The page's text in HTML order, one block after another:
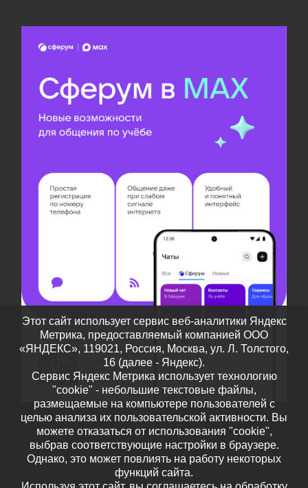
Дополнительное образование детей Тамбовской
Этот сайт использует сервис веб-аналитики Яндекс
Метрика, предоставляемый компанией ООО
«ЯНДЕКС», 119021, Россия, Москва, ул. Л. Толстого,
16 (далее - Яндекс).
Сервис Яндекс Метрика использует технологию
"cookie" - небольшие текстовые файлы,
размещаемые на компьютере пользователей с
целью анализа их пользовательской активности. Вы
можете отказаться от использования "cookie",
выбрав соответствующие настройки в браузере.
Однако, это может повлиять на работу некоторых
функций сайта.